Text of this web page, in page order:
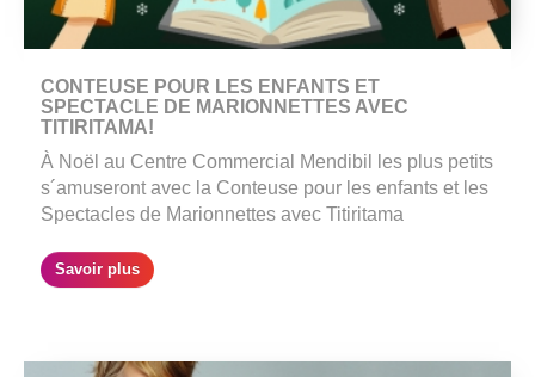
CONTEUSE POUR LES ENFANTS ET
SPECTACLE DE MARIONNETTES AVEC
TITIRITAMA!
À Noël au Centre Commercial Mendibil les plus petits
s´amuseront avec la Conteuse pour les enfants et les
Spectacles de Marionnettes avec Titiritama
Savoir plus